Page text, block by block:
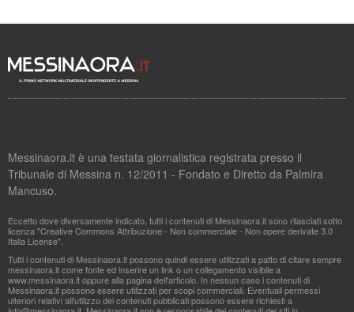
Messinaora.it è una testata giornalistica registrata presso il
Tribunale di Messina n. 12/2011 - Fondato e Diretto da Palmira
Mancuso.
Eccetto dove diversamente indicato, tutti i contenuti di Messinaora.it sono rilasciati sotto
licenza "Creative Commons Attribuzione - Non commerciale - Non opere derivate 3.0
Italia License".
Tutti i contenuti di Messinaora.it possono quindi essere utilizzati a patto di citare sempre
messinaora.it come fonte ed inserire un link o un collegamento visibile a
www.messinaora.it oppure alla pagina dell'articolo. In nessun caso i contenuti di
Messinaora.it possono essere utilizzati per scopi commerciali. Eventuali permessi
ulteriori relativi all'utilizzo dei contenuti pubblicati possono essere richiesti a